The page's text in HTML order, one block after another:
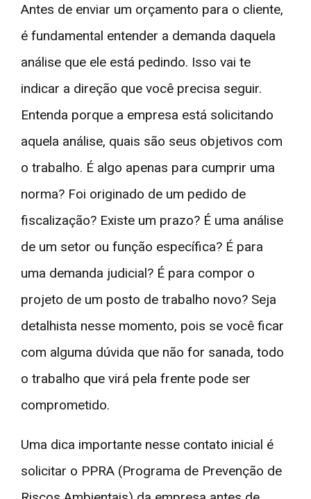
Antes de enviar um orçamento para o cliente,
é fundamental entender a demanda daquela
análise que ele está pedindo. Isso vai te
indicar a direção que você precisa seguir.
Entenda porque a empresa está solicitando
aquela análise, quais são seus objetivos com
o trabalho. É algo apenas para cumprir uma
norma? Foi originado de um pedido de
fiscalização? Existe um prazo? É uma análise
de um setor ou função específica? É para
uma demanda judicial? É para compor o
projeto de um posto de trabalho novo? Seja
detalhista nesse momento, pois se você ficar
com alguma dúvida que não for sanada, todo
o trabalho que virá pela frente pode ser
comprometido.
Uma dica importante nesse contato inicial é
solicitar o PPRA (Programa de Prevenção de